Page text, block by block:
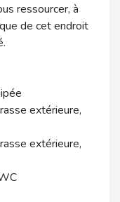
ressourcer, à
de cet endroit
extérieure,
extérieure,